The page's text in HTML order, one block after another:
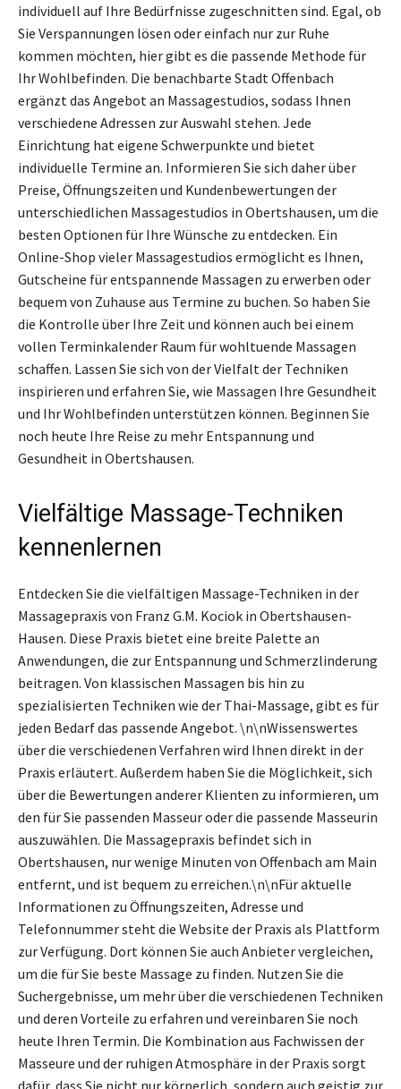
individuell auf Ihre Bedürfnisse zugeschnitten sind. Egal, ob
Sie Verspannungen lösen oder einfach nur zur Ruhe
kommen möchten, hier gibt es die passende Methode für
Ihr Wohlbefinden. Die benachbarte Stadt Offenbach
ergänzt das Angebot an Massagestudios, sodass Ihnen
verschiedene Adressen zur Auswahl stehen. Jede
Einrichtung hat eigene Schwerpunkte und bietet
individuelle Termine an. Informieren Sie sich daher über
Preise, Öffnungszeiten und Kundenbewertungen der
unterschiedlichen Massagestudios in Obertshausen, um die
besten Optionen für Ihre Wünsche zu entdecken. Ein
Online-Shop vieler Massagestudios ermöglicht es Ihnen,
Gutscheine für entspannende Massagen zu erwerben oder
bequem von Zuhause aus Termine zu buchen. So haben Sie
die Kontrolle über Ihre Zeit und können auch bei einem
vollen Terminkalender Raum für wohltuende Massagen
schaffen. Lassen Sie sich von der Vielfalt der Techniken
inspirieren und erfahren Sie, wie Massagen Ihre Gesundheit
und Ihr Wohlbefinden unterstützen können. Beginnen Sie
noch heute Ihre Reise zu mehr Entspannung und
Gesundheit in Obertshausen.
Vielfältige Massage-Techniken
kennenlernen
Entdecken Sie die vielfältigen Massage-Techniken in der
Massagepraxis von Franz G.M. Kociok in Obertshausen-
Hausen. Diese Praxis bietet eine breite Palette an
Anwendungen, die zur Entspannung und Schmerzlinderung
beitragen. Von klassischen Massagen bis hin zu
spezialisierten Techniken wie der Thai-Massage, gibt es für
jeden Bedarf das passende Angebot. \n\nWissenswertes
über die verschiedenen Verfahren wird Ihnen direkt in der
Praxis erläutert. Außerdem haben Sie die Möglichkeit, sich
über die Bewertungen anderer Klienten zu informieren, um
den für Sie passenden Masseur oder die passende Masseurin
auszuwählen. Die Massagepraxis befindet sich in
Obertshausen, nur wenige Minuten von Offenbach am Main
entfernt, und ist bequem zu erreichen.\n\nFür aktuelle
Informationen zu Öffnungszeiten, Adresse und
Telefonnummer steht die Website der Praxis als Plattform
zur Verfügung. Dort können Sie auch Anbieter vergleichen,
um die für Sie beste Massage zu finden. Nutzen Sie die
Suchergebnisse, um mehr über die verschiedenen Techniken
und deren Vorteile zu erfahren und vereinbaren Sie noch
heute Ihren Termin. Die Kombination aus Fachwissen der
Masseure und der ruhigen Atmosphäre in der Praxis sorgt
dafür, dass Sie nicht nur körperlich, sondern auch geistig zur